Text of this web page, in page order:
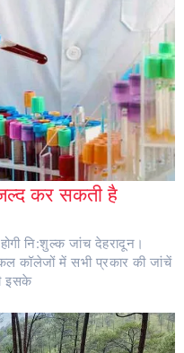
कर सकती है
नि:शुल्क जांच देहरादून।
कॉलेजों में सभी प्रकार की जांचें
इसके